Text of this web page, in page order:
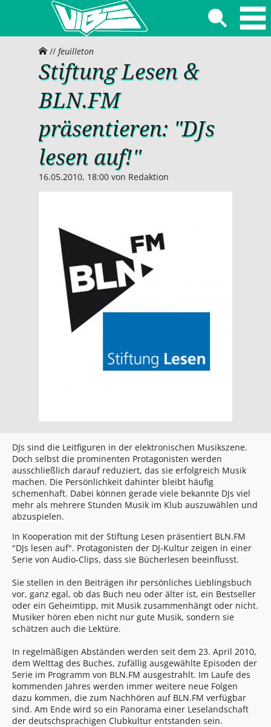
// feuilleton
Stiftung Lesen &
BLN.FM
präsentieren: "DJs
lesen auf!"
16.05.2010, 18:00 von Redaktion
DJs sind die Leitfiguren in der elektronischen Musikszene.
Doch selbst die prominenten Protagonisten werden
ausschließlich darauf reduziert, das sie erfolgreich Musik
machen. Die Persönlichkeit dahinter bleibt häufig
schemenhaft. Dabei können gerade viele bekannte DJs viel
mehr als mehrere Stunden Musik im Klub auszuwählen und
abzuspielen.
In Kooperation mit der Stiftung Lesen präsentiert BLN.FM
"DJs lesen auf". Protagonisten der DJ-Kultur zeigen in einer
Serie von Audio-Clips, dass sie Bücherlesen beeinflusst.
Sie stellen in den Beiträgen ihr persönliches Lieblingsbuch
vor, ganz egal, ob das Buch neu oder älter ist, ein Bestseller
oder ein Geheimtipp, mit Musik zusammenhängt oder nicht.
Musiker hören eben nicht nur gute Musik, sondern sie
schätzen auch die Lektüre.
In regelmäßigen Abständen werden seit dem 23. April 2010,
dem Welttag des Buches, zufällig ausgewählte Episoden der
Serie im Programm von BLN.FM ausgestrahlt. Im Laufe des
kommenden Jahres werden immer weitere neue Folgen
dazu kommen, die zum Nachhören auf BLN.FM verfügbar
sind. Am Ende wird so ein Panorama einer Leselandschaft
der deutschsprachigen Clubkultur entstanden sein.